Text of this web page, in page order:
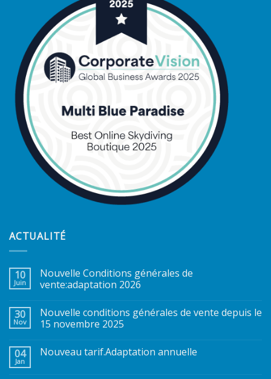
ACTUALITÉ
10
Juin
Nouvelle Conditions générales de
vente:adaptation 2026
30
Nov
Nouvelle conditions générales de vente depuis le
15 novembre 2025
04
Jan
Nouveau tarif.Adaptation annuelle